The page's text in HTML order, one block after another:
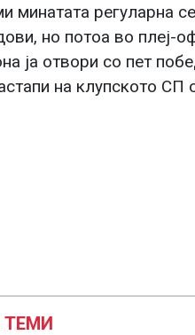
минатата регуларна
но потоа во плеј-
ја отвори со пет
на клупското СП
ТЕМИ